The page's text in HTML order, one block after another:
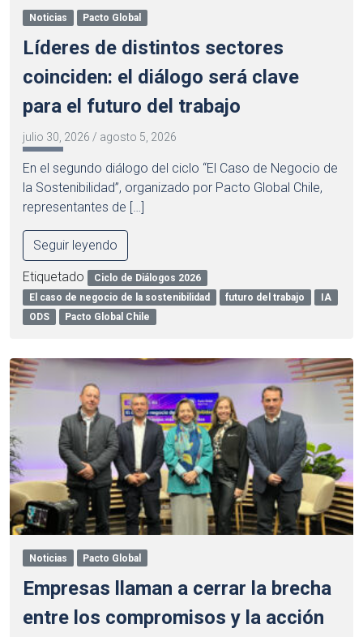
Noticias Pacto Global
Líderes de distintos sectores
coinciden: el diálogo será clave
para el futuro del trabajo
julio 30, 2026 / agosto 5, 2026
En el segundo diálogo del ciclo “El Caso de Negocio de
la Sostenibilidad”, organizado por Pacto Global Chile,
representantes de […]
Seguir leyendo
Etiquetado
Ciclo de Diálogos 2026
El caso de negocio de la sostenibilidad
futuro del trabajo
IA
ODS
Pacto Global Chile
Noticias Pacto Global
Empresas llaman a cerrar la brecha
entre los compromisos y la acción